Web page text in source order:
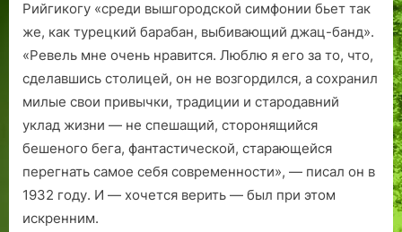
Рийгикогу «среди вышгородской симфонии бьет так
же, как турецкий барабан, выбивающий джац-банд».
«Ревель мне очень нравится. Люблю я его за то, что,
сделавшись столицей, он не возгордился, а сохранил
милые свои привычки, традиции и стародавний
уклад жизни — не спешащий, сторонящийся
бешеного бега, фантастической, старающейся
перегнать самое себя современности», — писал он в
1932 году. И — хочется верить — был при этом
искренним.